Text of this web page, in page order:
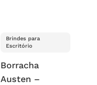
Brindes para
Escritório
Borracha
Austen –